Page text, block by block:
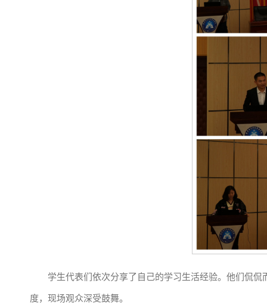
学生代表们依次分享了自己的学习生活经验。他们侃
度，现场观众深受鼓舞。